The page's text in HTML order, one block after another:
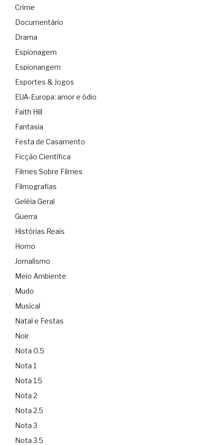
Crime
Documentário
Drama
Espionagem
Espionangem
Esportes & Jogos
EUA-Europa: amor e ódio
Faith Hill
Fantasia
Festa de Casamento
Ficção Científica
Filmes Sobre Filmes
Filmografias
Geléia Geral
Guerra
Histórias Reais
Homo
Jornalismo
Meio Ambiente
Mudo
Musical
Natal e Festas
Noir
Nota 0.5
Nota 1
Nota 1.5
Nota 2
Nota 2.5
Nota 3
Nota 3.5